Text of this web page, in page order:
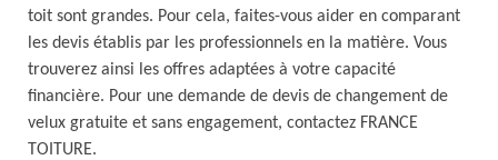
toit sont grandes. Pour cela, faites-vous aider en comparant
les devis établis par les professionnels en la matière. Vous
trouverez ainsi les offres adaptées à votre capacité
financière. Pour une demande de devis de changement de
velux gratuite et sans engagement, contactez FRANCE
TOITURE.